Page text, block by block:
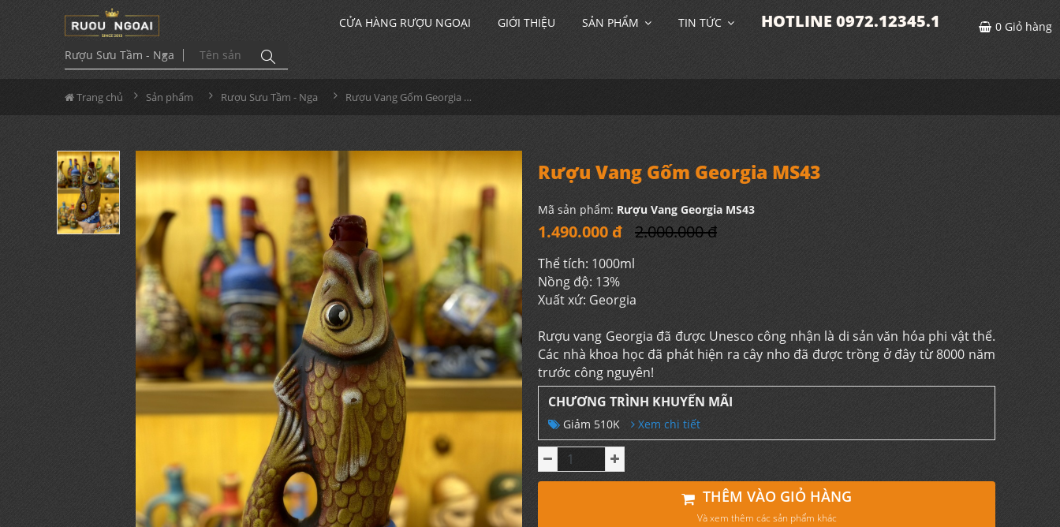
Rượu Sưu Tầm - Nga
CỬA HÀNG RƯỢU NGOẠI GIỚI THIỆU SẢN PHẨM TIN TỨC HOTLINE 0972.12345.1 0 Giỏ hàng
Trang chủ Sản phẩm Rượu Sưu Tầm - Nga Rượu Vang Gốm Georgia MS43
Rượu Vang Gốm Georgia MS43
Mã sản phẩm: Rượu Vang Georgia MS43
1.490.000 đ 2.000.000 đ
Thể tích: 1000ml
Nồng độ: 13%
Xuất xứ: Georgia
Rượu vang Georgia đã được Unesco công nhận là di sản văn hóa phi vật thể.
Các nhà khoa học đã phát hiện ra cây nho đã được trồng ở đây từ 8000 năm
trước công nguyên!
CHƯƠNG TRÌNH KHUYẾN MÃI
Giảm 510K Xem chi tiết
THÊM VÀO GIỎ HÀNG
Và xem thêm các sản phẩm khác